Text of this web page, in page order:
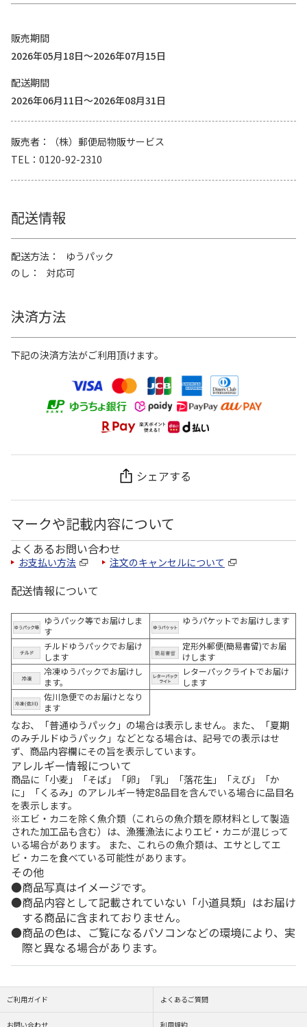
販売期間
2026年05月18日～2026年07月15日
配送期間
2026年06月11日～2026年08月31日
販売者
（株）郵便局物販サービス
TEL
0120-92-2310
配送情報
配送方法
ゆうパック
のし
対応可
決済方法
下記の決済方法がご利用頂けます。
シェアする
マークや記載内容について
よくあるお問い合わせ
お支払い方法 注文のキャンセルについて
配送情報について
ゆうパック等でお届けしま
す
ゆうパケットでお届けします
チルドゆうパックでお届け
します
定形外郵便(簡易書留)でお届
けします
冷凍ゆうパックでお届けし
ます。
レターパックライトでお届け
します
佐川急便でのお届けとなり
ます
なお、「普通ゆうパック」の場合は表示しません。また、「夏期
のみチルドゆうパック」などとなる場合は、記号での表示はせ
ず、商品内容欄にその旨を表示しています。
アレルギー情報について
商品に「小麦」「そば」「卵」「乳」「落花生」「えび」「か
に」「くるみ」のアレルギー特定8品目を含んでいる場合に品目名
を表示します。
※エビ・カニを除く魚介類（これらの魚介類を原材料として製造
された加工品も含む）は、漁獲漁法によりエビ・カニが混じって
いる場合があります。 また、これらの魚介類は、エサとしてエ
ビ・カニを食べている可能性があります。
その他
商品写真はイメージです。
商品内容として記載されていない「小道具類」はお届け
する商品に含まれておりません。
商品の色は、ご覧になるパソコンなどの環境により、実
際と異なる場合があります。
ご利用ガイド よくあるご質問
お問い合わせ 利用規約